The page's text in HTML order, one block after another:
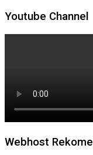
Youtube Channel
Webhost